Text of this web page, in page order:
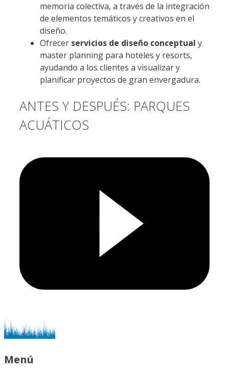
memoria colectiva, a través de la integración
de elementos temáticos y creativos en el
diseño.
Ofrecer servicios de diseño conceptual y
master planning para hoteles y resorts,
ayudando a los clientes a visualizar y
planificar proyectos de gran envergadura.
ANTES Y DESPUÉS: PARQUES
ACUÁTICOS
Menú